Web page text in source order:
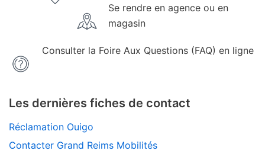
Se rendre en agence ou en
magasin
Consulter la Foire Aux Questions (FAQ) en ligne
Les dernières fiches de contact
Réclamation Ouigo
Contacter Grand Reims Mobilités